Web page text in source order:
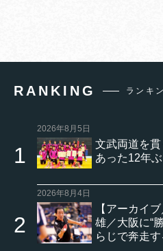
RANKING ランキ
2026年8月5日
文武両道を
あった12年
2026年8月4日
【アーカイ
雄／大阪に“
らじで奔走